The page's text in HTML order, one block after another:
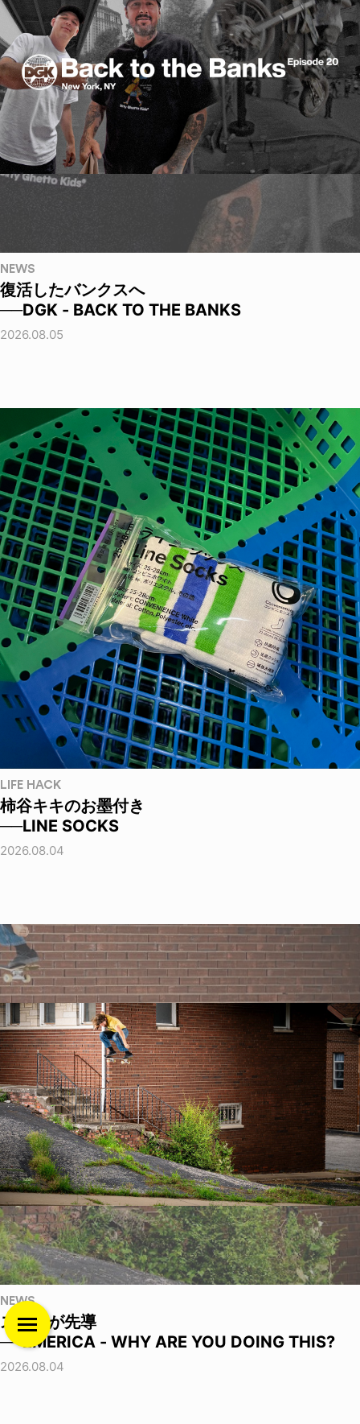
NEWS
復活したバンクスへ
──DGK - BACK TO THE BANKS
2026.08.05
LIFE HACK
柿谷キキのお墨付き
──LINE SOCKS
2026.08.04
NEWS
ストゥが先導
──EMERICA - WHY ARE YOU DOING THIS?
2026.08.04